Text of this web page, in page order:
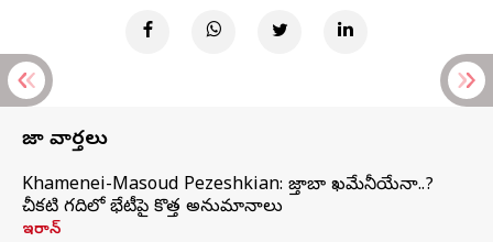
తాజా వార్తలు
Khamenei-Masoud Pezeshkian: మొజ్తాబా ఖమేనీయేనా..?
చీకటి గదిలో భేటీపై కొత్త అనుమానాలు
ఇరాన్